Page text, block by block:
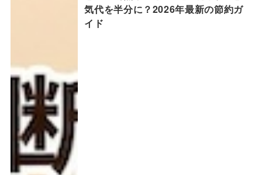
気代を半分に？2026年最新の節約ガ
イド